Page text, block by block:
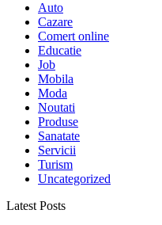
Auto
Cazare
Comert online
Educatie
Job
Mobila
Moda
Noutati
Produse
Sanatate
Servicii
Turism
Uncategorized
Latest Posts